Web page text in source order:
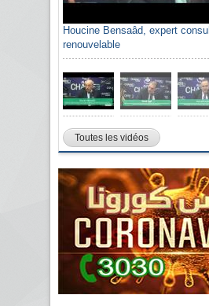
Houcine Bensaâd, expert
renouvelable
Toutes les vidéos